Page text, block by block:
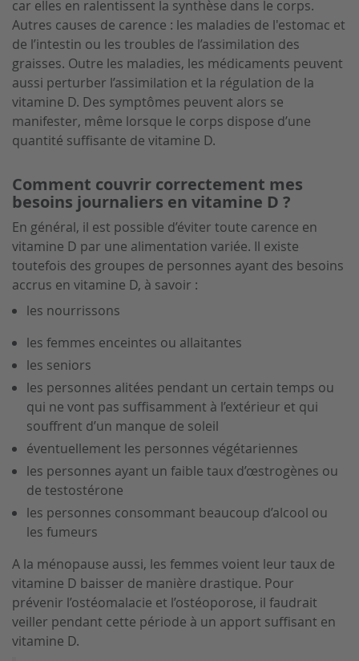
car elles en ralentissent la synthèse dans le corps.
Autres causes de carence : les maladies de l'estomac et
de l’intestin ou les troubles de l’assimilation des
graisses. Outre les maladies, les médicaments peuvent
aussi perturber l’assimilation et la régulation de la
vitamine D. Des symptômes peuvent alors se
manifester, même lorsque le corps dispose d’une
quantité suffisante de vitamine D.
Comment couvrir correctement mes
besoins journaliers en vitamine D ?
En général, il est possible d’éviter toute carence en
vitamine D par une alimentation variée. Il existe
toutefois des groupes de personnes ayant des besoins
accrus en vitamine D, à savoir :
les nourrissons
les femmes enceintes ou allaitantes
les seniors
les personnes alitées pendant un certain temps ou
qui ne vont pas suffisamment à l’extérieur et qui
souffrent d’un manque de soleil
éventuellement les personnes végétariennes
les personnes ayant un faible taux d’œstrogènes ou
de testostérone
les personnes consommant beaucoup d’alcool ou
les fumeurs
A la ménopause aussi, les femmes voient leur taux de
vitamine D baisser de manière drastique. Pour
prévenir l’ostéomalacie et l’ostéoporose, il faudrait
veiller pendant cette période à un apport suffisant en
vitamine D.